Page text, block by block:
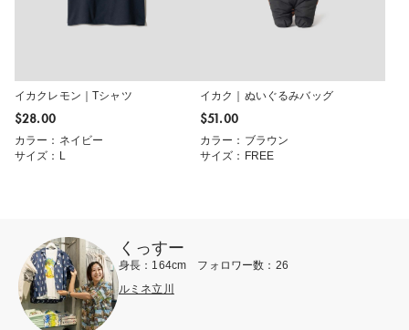
イカクレモン｜Tシャツ
$‌28.00
カラー：ネイビー
サイズ：L
イカク｜ぬいぐるみバッグ
$‌51.00
カラー：ブラウン
サイズ：FREE
くっすー
身長：164cm フォロワー数：26
ルミネ立川